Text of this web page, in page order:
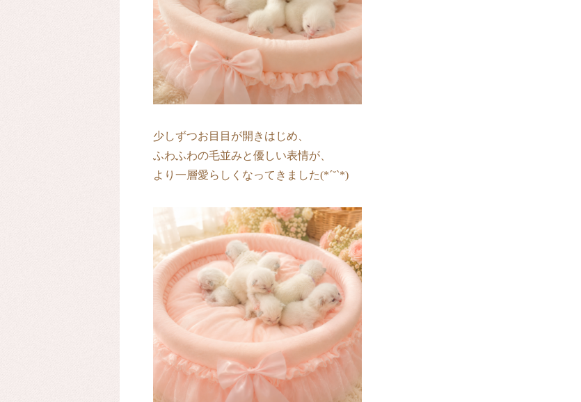
少しずつお目目が開きはじめ、
ふわふわの毛並みと優しい表情が、
より一層愛らしくなってきました(*ˊ˘ˋ*)